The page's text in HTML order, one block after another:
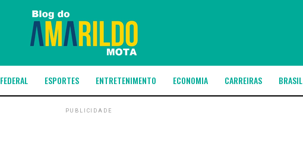
ESPORTES ENTRETENIMENTO ECONOMIA CARREIRAS BRASIL
PUBLICIDADE